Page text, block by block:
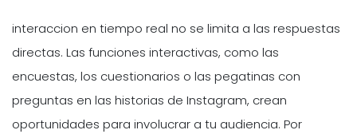
interaccion en tiempo real no se limita a las respuestas
directas. Las funciones interactivas, como las
encuestas, los cuestionarios o las pegatinas con
preguntas en las historias de Instagram, crean
oportunidades para involucrar a tu audiencia. Por